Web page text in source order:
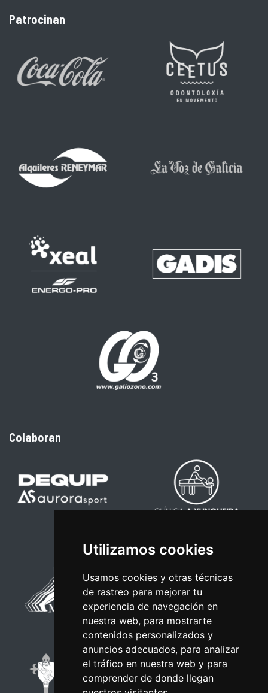
Utilizamos cookies
Usamos cookies y otras técnicas
de rastreo para mejorar tu
experiencia de navegación en
nuestra web, para mostrarte
contenidos personalizados y
anuncios adecuados, para analizar
el tráfico en nuestra web y para
comprender de donde llegan
Patrocinan
Colaboran